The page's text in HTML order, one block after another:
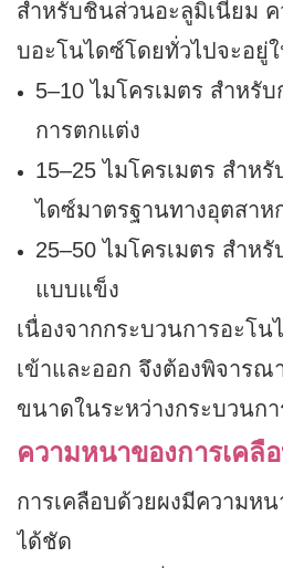
สำหรับชิ้นส่วนอะลูมิเนียม
บอะโนไดซ์โดยทั่วไปจะอยู่
5–10 ไมโครเมตร สำหรั
การตกแต่ง
15–25 ไมโครเมตร สำห
ไดซ์มาตรฐานทางอุตสาห
25–50 ไมโครเมตร สำห
แบบแข็ง
เนื่องจากกระบวนการอะโ
เข้าและออก จึงต้องพิจารณ
ขนาดในระหว่างกระบวนก
ความหนาของการเคลื
การเคลือบด้วยผงมีความห
ได้ชัด